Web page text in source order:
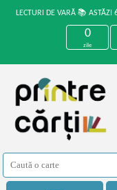
LECTURI DE VARĂ 📚
0
zile